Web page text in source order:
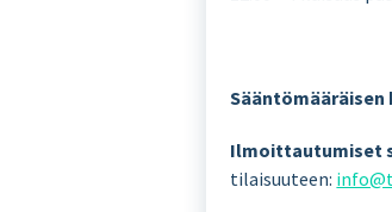
Ilmoittautumiset
tilaisuuteen: